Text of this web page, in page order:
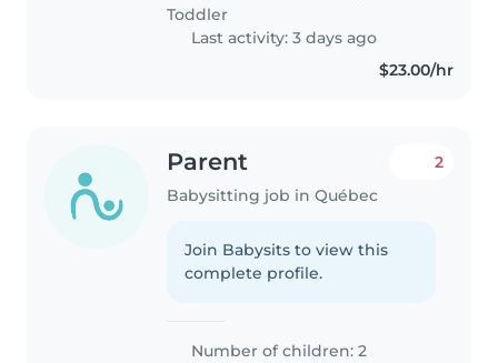
de..
Toddler
Last activity: 3 days ago
$23.00/hr
Parent
Babysitting job in Québec
2
Join Babysits to view this
complete profile.
Number of children: 2